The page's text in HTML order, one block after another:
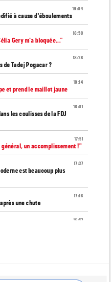
19:04
à cause d'éboulements
18:50
Gery m'a bloquée..."
18:28
de Tadej Pogacar ?
18:14
et prend le maillot jaune
18:01
les coulisses de la FDJ
17:51
un accomplissement !"
17:37
est beaucoup plus
17:16
une chute
16:57
et prend la 2e place du